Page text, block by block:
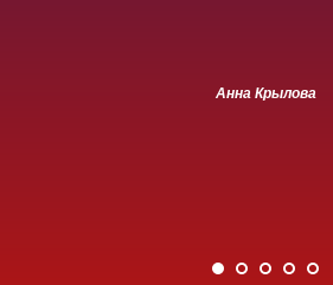
Анна Крылова